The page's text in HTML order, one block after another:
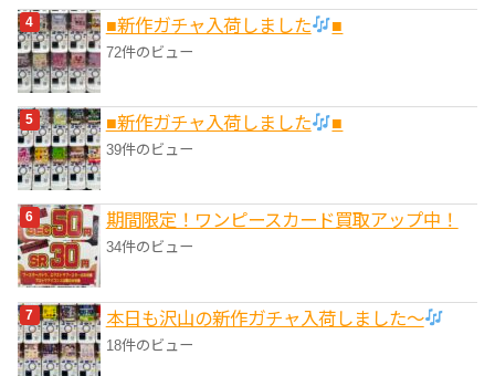
■新作ガチャ入荷しました ■
72件のビュー
■新作ガチャ入荷しました ■
39件のビュー
期間限定！ワンピースカード買取アップ中！
34件のビュー
本日も沢山の新作ガチャ入荷しました〜
18件のビュー